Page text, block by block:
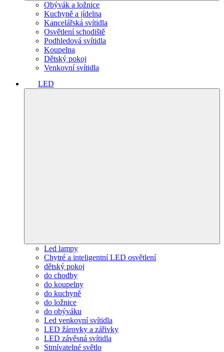
Obývák a ložnice
Kuchyně a jídelna
Kancelářská svítidla
Osvětlení schodiště
Podhledová svítidla
Koupelna
Dětský pokoj
Venkovní svítidla
LED
Led lampy
Chytré a inteligentní LED osvětlení
dětský pokoj
do chodby
do koupelny
do kuchyně
do ložnice
do obýváku
Led venkovní svítidla
LED žárovky a zářivky
LED závěsná svítidla
Stmívatelné světlo